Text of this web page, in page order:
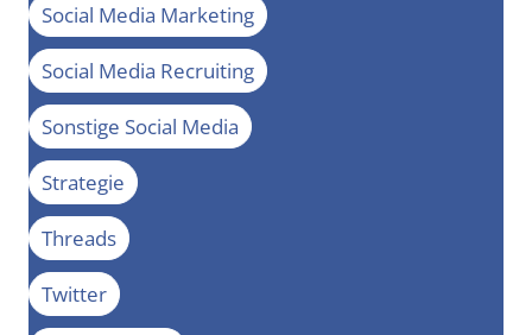
Social Media Marketing
Social Media Recruiting
Sonstige Social Media
Strategie
Threads
Twitter